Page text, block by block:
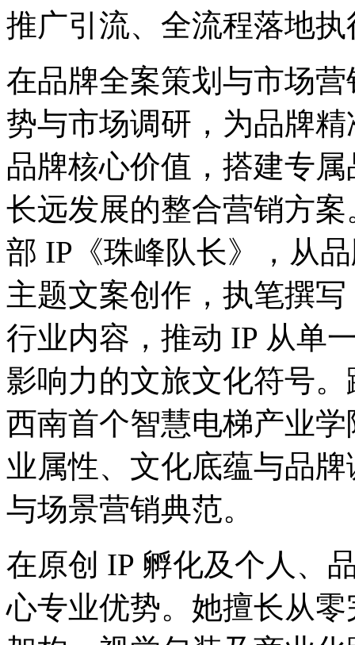
推广引流、全流程落地
在品牌全案策划与市场
势与市场调研，为品牌
品牌核心价值，搭建专
长远发展的整合营销方
部 IP《珠峰队长》，从
主题文案创作，执笔撰
行业内容，推动 IP 从单
影响力的文旅文化符号
西南首个智慧电梯产业
业属性、文化底蕴与品
与场景营销典范。
在原创 IP 孵化及个人、
心专业优势。她擅长从